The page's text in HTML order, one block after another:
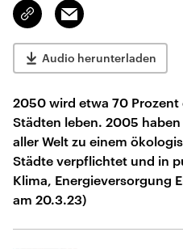
Link
kopieren/teilen
Email
Audio herunterladen
2050 wird etwa 70
Städten leben. 2005
aller Welt zu einem
Städte verpflichtet und in
Klima, Energieversorgung
am 20.3.23)